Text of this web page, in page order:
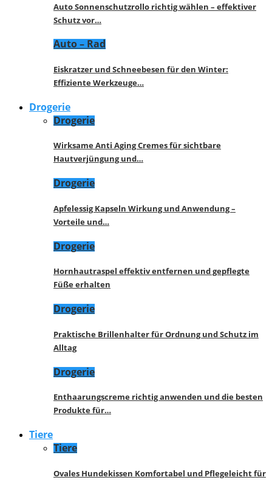
Auto Sonnenschutzrollo richtig wählen – effektiver
Schutz vor…
Auto – Rad
Eiskratzer und Schneebesen für den Winter:
Effiziente Werkzeuge…
Drogerie
Drogerie
Wirksame Anti Aging Cremes für sichtbare
Hautverjüngung und…
Drogerie
Apfelessig Kapseln Wirkung und Anwendung –
Vorteile und…
Drogerie
Hornhautraspel effektiv entfernen und gepflegte
Füße erhalten
Drogerie
Praktische Brillenhalter für Ordnung und Schutz im
Alltag
Drogerie
Enthaarungscreme richtig anwenden und die besten
Produkte für…
Tiere
Tiere
Ovales Hundekissen Komfortabel und Pflegeleicht für